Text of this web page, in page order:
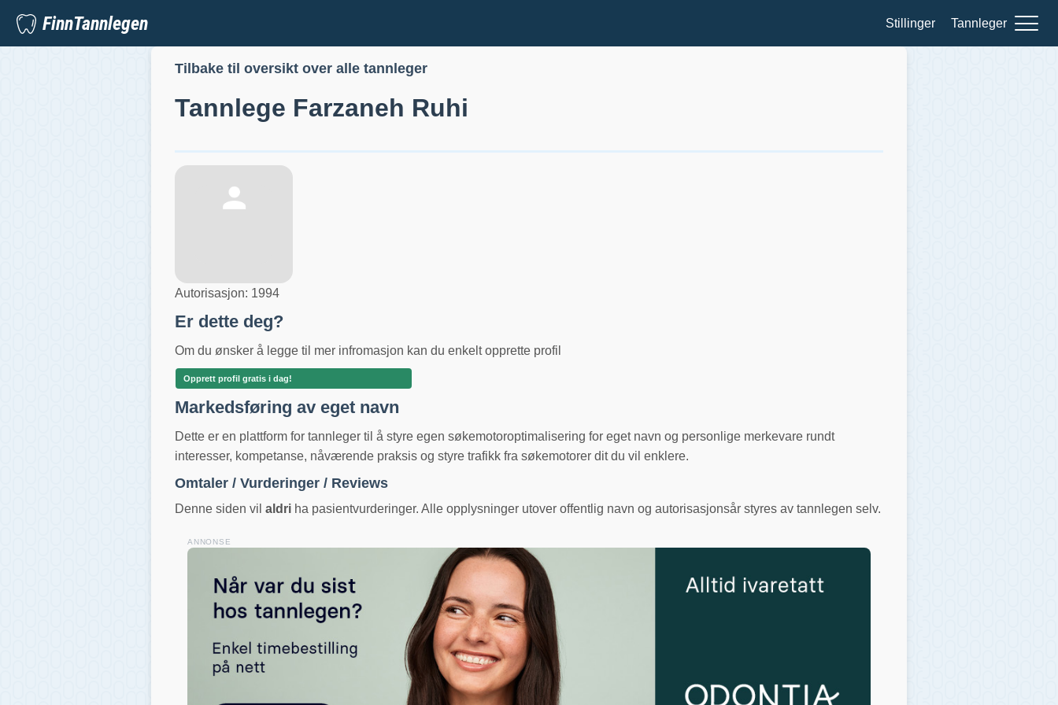
FinnTannlegen Stillinger Tannleger
Tilbake til oversikt over alle tannleger
Tannlege Farzaneh Ruhi
Autorisasjon: 1994
Er dette deg?
Om du ønsker å legge til mer infromasjon kan du enkelt opprette profil
Opprett profil gratis i dag!
Markedsføring av eget navn
Dette er en plattform for tannleger til å styre egen søkemotoroptimalisering for eget navn og personlige merkevare rundt
interesser, kompetanse, nåværende praksis og styre trafikk fra søkemotorer dit du vil enklere.
Omtaler / Vurderinger / Reviews
Denne siden vil aldri ha pasientvurderinger. Alle opplysninger utover offentlig navn og autorisasjonsår styres av tannlegen selv.
ANNONSE